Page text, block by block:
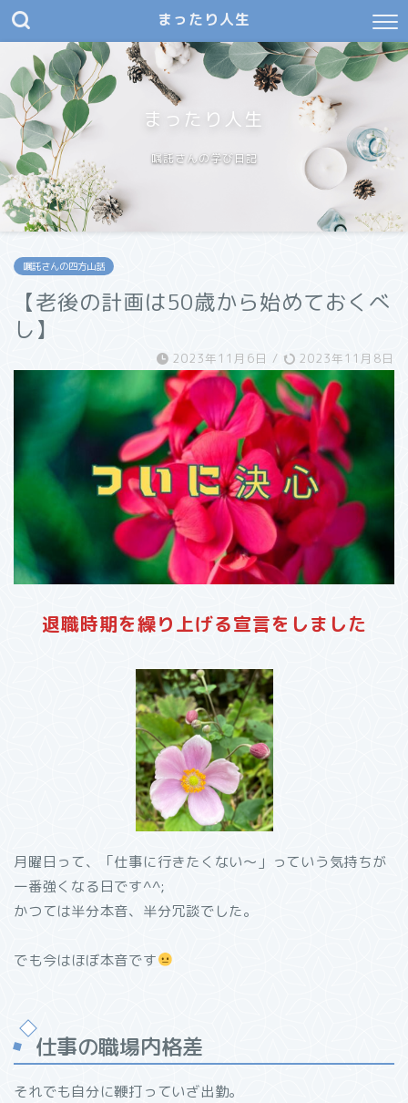
まったり人生
まったり人生
嘱託さんの学び日記
嘱託さんの四方山話
【老後の計画は50歳から始めておくべ
し】
2023年11月6日 / 2023年11月8日
退職時期を繰り上げる宣言をしました
月曜日って、「仕事に行きたくない〜」っていう気持ちが
一番強くなる日です^^;
かつては半分本音、半分冗談でした。
でも今はほぼ本音です
仕事の職場内格差
それでも自分に鞭打っていざ出勤。